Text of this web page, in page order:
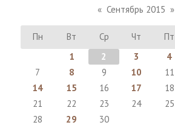
« Сентябрь 2015 »
Пн Вт Ср Чт Пт
1
2 3 4
7
8 9 10 11
14
15 16 17 18
21
22 23 24 25
28
29 30